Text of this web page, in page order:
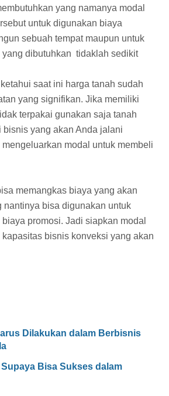
yang namanya modal
untuk digunakan biaya
sebuah tempat maupun untuk
yang dibutuhkan tidaklah sedikit
saat ini harga tanah sudah
yang signifikan. Jika memiliki
terpakai gunakan saja tanah
bisnis yang akan Anda jalani
modal untuk membeli
memangkas biaya yang akan
nantinya bisa digunakan untuk
promosi. Jadi siapkan modal
bisnis konveksi yang akan
Dilakukan dalam Berbisnis
Supaya Bisa Sukses dalam